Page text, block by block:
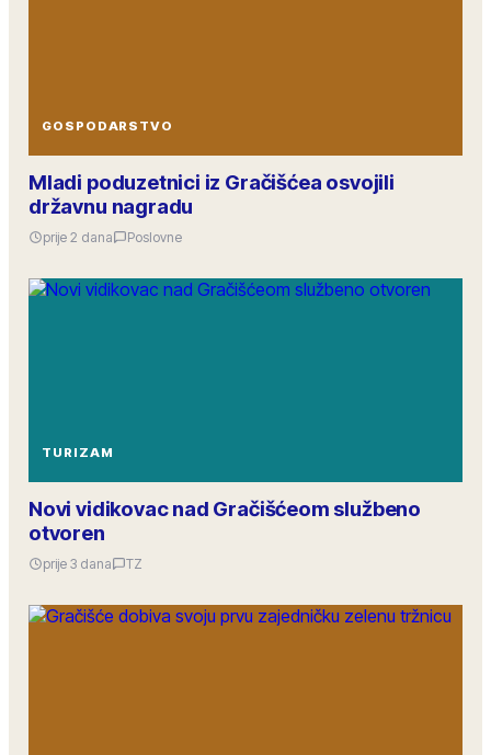
GOSPODARSTVO
Mladi poduzetnici iz Gračišćea osvojili
državnu nagradu
prije 2 dana Poslovne
TURIZAM
Novi vidikovac nad Gračišćeom službeno
otvoren
prije 3 dana TZ